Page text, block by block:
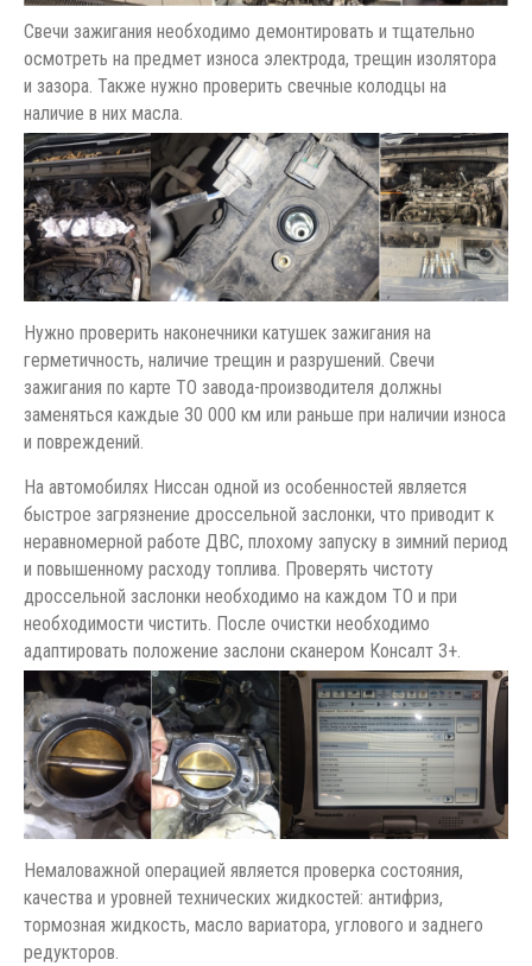
Свечи зажигания необходимо демонтировать и тщательно
осмотреть на предмет износа электрода, трещин изолятора
и зазора. Также нужно проверить свечные колодцы на
наличие в них масла.
Нужно проверить наконечники катушек зажигания на
герметичность, наличие трещин и разрушений. Свечи
зажигания по карте ТО завода-производителя должны
заменяться каждые 30 000 км или раньше при наличии износа
и повреждений.
На автомобилях Ниссан одной из особенностей является
быстрое загрязнение дроссельной заслонки, что приводит к
неравномерной работе ДВС, плохому запуску в зимний период
и повышенному расходу топлива. Проверять чистоту
дроссельной заслонки необходимо на каждом ТО и при
необходимости чистить. После очистки необходимо
адаптировать положение заслони сканером Консалт 3+.
Немаловажной операцией является проверка состояния,
качества и уровней технических жидкостей: антифриз,
тормозная жидкость, масло вариатора, углового и заднего
редукторов.